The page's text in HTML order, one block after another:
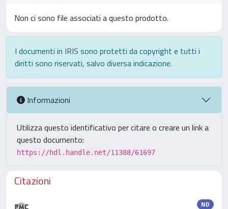
Non ci sono file associati a questo prodotto.
I documenti in IRIS sono protetti da copyright e tutti i
diritti sono riservati, salvo diversa indicazione.
Informazioni
Utilizza questo identificativo per citare o creare un link a
questo documento:
https://hdl.handle.net/11388/61697
Citazioni
ND